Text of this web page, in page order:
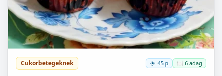
Cukorbetegeknek 45 p 🍽️ 6 adag